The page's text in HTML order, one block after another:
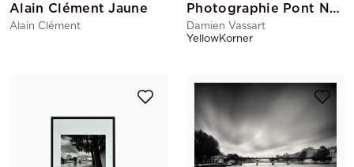
Alain Clément Jaune
Alain Clément
Photographie Pont Neuf
Damien Vassart
YellowKorner